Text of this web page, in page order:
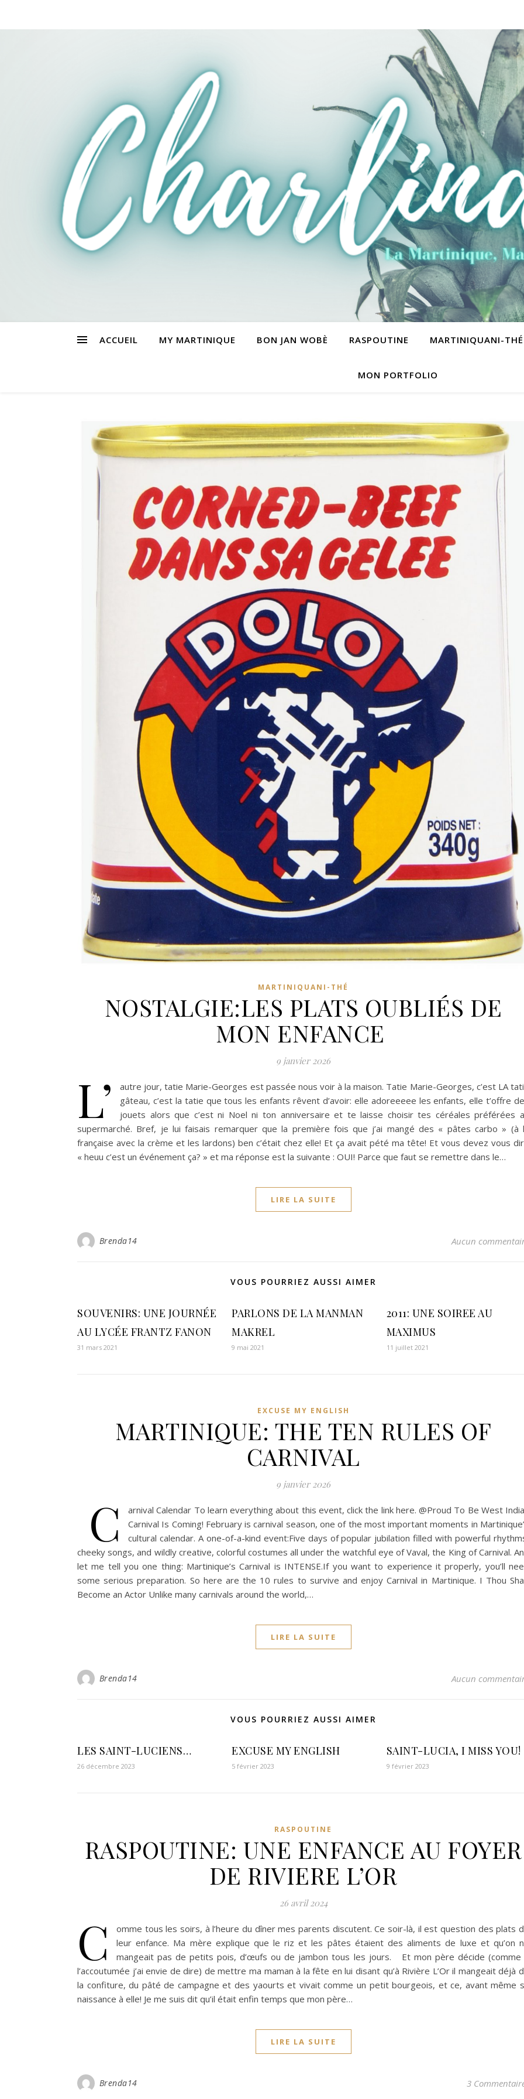
ACCUEIL MY MARTINIQUE BON JAN WOBÈ RASPOUTINE MARTINIQUANI-THÉ
MON PORTFOLIO
MARTINIQUANI-THÉ
NOSTALGIE:LES PLATS OUBLIÉS DE
MON ENFANCE
9 janvier 2026
L’
autre jour, tatie Marie-Georges est passée nous voir à la maison. Tatie Marie-Georges, c’est LA
gâteau, c’est la tatie que tous les enfants rêvent d’avoir: elle adoreeeee les enfants, elle t’offre
jouets alors que c’est ni Noel ni ton anniversaire et te laisse choisir tes céréales préférées
supermarché. Bref, je lui faisais remarquer que la première fois que j’ai mangé des « pâtes carbo » (à
française avec la crème et les lardons) ben c’était chez elle! Et ça avait pété ma tête! Et vous devez vous
« heuu c’est un événement ça? » et ma réponse est la suivante : OUI! Parce que faut se remettre dans le…
LIRE LA SUITE
Brenda14 Aucun
VOUS POURRIEZ AUSSI AIMER
SOUVENIRS: UNE JOURNÉE
AU LYCÉE FRANTZ FANON
31 mars 2021
PARLONS DE LA MANMAN
MAKREL
9 mai 2021
2011: UNE SOIREE AU
MAXIMUS
11 juillet 2021
EXCUSE MY ENGLISH
MARTINIQUE: THE TEN RULES OF
CARNIVAL
9 janvier 2026
C
arnival Calendar To learn everything about this event, click the link here. @Proud To Be West
Carnival Is Coming! February is carnival season, one of the most important moments in
cultural calendar. A one-of-a-kind event:Five days of popular jubilation filled with powerful
cheeky songs, and wildly creative, colorful costumes all under the watchful eye of Vaval, the King of Carnival.
let me tell you one thing: Martinique’s Carnival is INTENSE.If you want to experience it properly, you’ll
some serious preparation. So here are the 10 rules to survive and enjoy Carnival in Martinique. I Thou
Become an Actor Unlike many carnivals around the world,…
LIRE LA SUITE
Brenda14 Aucun
VOUS POURRIEZ AUSSI AIMER
LES SAINT-LUCIENS…
26 décembre 2023
EXCUSE MY ENGLISH
5 février 2023
SAINT-LUCIA, I MISS YOU!
9 février 2023
RASPOUTINE
RASPOUTINE: UNE ENFANCE AU FOYER
DE RIVIERE L’OR
26 avril 2024
C
omme tous les soirs, à l’heure du dîner mes parents discutent. Ce soir-là, il est question des plats
leur enfance. Ma mère explique que le riz et les pâtes étaient des aliments de luxe et qu’on
mangeait pas de petits pois, d’œufs ou de jambon tous les jours. Et mon père décide (comme
l’accoutumée j’ai envie de dire) de mettre ma maman à la fête en lui disant qu’à Rivière L’Or il mangeait déjà
la confiture, du pâté de campagne et des yaourts et vivait comme un petit bourgeois, et ce, avant même
naissance à elle! Je me suis dit qu’il était enfin temps que mon père…
LIRE LA SUITE
Brenda14 3